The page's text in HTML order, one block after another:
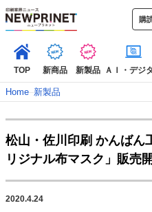
購
TOP 新商品 新製品 ＡＩ・デジ
TOP
新着記事 特集記事
インタビュー
コレクショ
Home–新製品
松山・佐川印刷 かんばん
リジナル布マスク」販売
2020.4.24